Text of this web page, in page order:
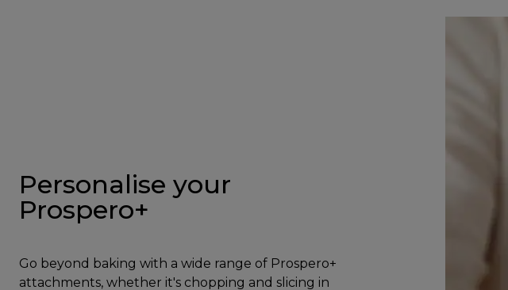
Personalise your
Prospero+
Go beyond baking with a wide range of Prospero+
attachments, whether it's chopping and slicing in